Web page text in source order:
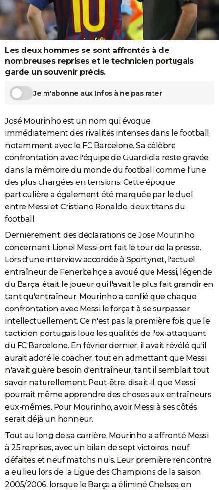
Destinations
City break
Voyage nature
Voyage de noces
Forum
Climat
+
PHOTO
GUIDES D'ACHAT
BONS PLANS
CARTE DE VOEUX
Carte de Noël
Carte Bonne année
Carte Saint-Valentin
Carte Pâques
Carte d'anniversaire
DICTIONNAIRE
COPAINS D'AVANT
S'inscrire
Se connecter
Lycées
Collèges
Primaires
Universités
Entreprises
Service militaire
Avis de recherche
FORUM
Bricolage
Lifestyle
Culture
Auto
Television
Voyage
Cinema
Les deux hommes se sont affrontés à de
nombreuses reprises et le technicien portugais
garde un souvenir précis.
Je m'abonne aux Infos à ne pas rater
José Mourinho est un nom qui évoque
immédiatement des rivalités intenses dans le football,
notamment avec le FC Barcelone. Sa célèbre
confrontation avec l'équipe de Guardiola reste gravée
dans la mémoire du monde du football comme l'une
des plus chargées en tensions. Cette époque
particulière a également été marquée par le duel
entre Messi et Cristiano Ronaldo, deux titans du
football.
Dernièrement, des déclarations de José Mourinho
concernant Lionel Messi ont fait le tour de la presse.
Lors d'une interview accordée à Sportynet, l'actuel
entraîneur de Fenerbahçe a avoué que Messi, légende
du Barça, était le joueur qui l'avait le plus fait grandir en
tant qu'entraîneur. Mourinho a confié que chaque
confrontation avec Messi le forçait à se surpasser
intellectuellement. Ce n'est pas la première fois que le
tacticien portugais loue les qualités de l'ex-attaquant
du FC Barcelone. En février dernier, il avait révélé qu'il
aurait adoré le coacher, tout en admettant que Messi
n'avait guère besoin d'entraîneur, tant il semblait tout
savoir naturellement. Peut-être, disait-il, que Messi
pourrait même apprendre des choses aux entraîneurs
eux-mêmes. Pour Mourinho, avoir Messi à ses côtés
serait déjà un honneur.
Tout au long de sa carrière, Mourinho a affronté Messi
à 25 reprises, avec un bilan de sept victoires, neuf
défaites et neuf matchs nuls. Leur première rencontre
a eu lieu lors de la Ligue des Champions de la saison
2005/2006, lorsque le Barça a éliminé Chelsea en